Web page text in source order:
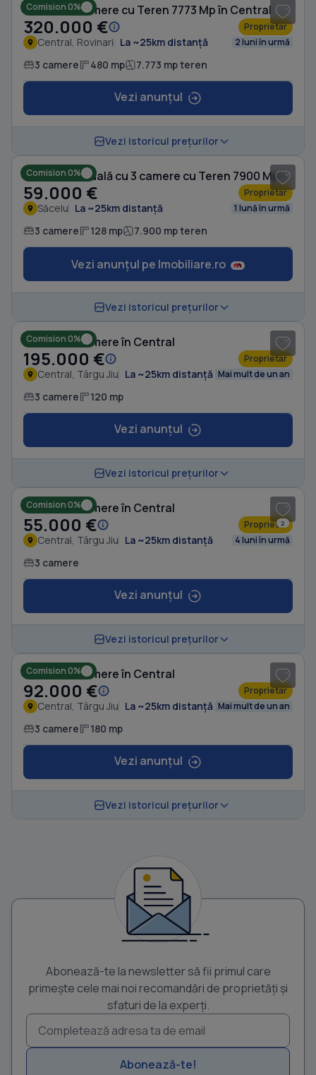
Comision 0%
Casă cu 3 camere cu Teren 7773 Mp în Central
320.000 € Proprietar
Central, Rovinari La ~25km distanță 2 luni în urmă
3 camere 480 mp 7.773 mp teren
Vezi anunțul
Vezi istoricul prețurilor
Comision 0% Casă individuală cu 3 camere cu Teren 7900 Mp în Săcelu
59.000 € Proprietar
Săcelu La ~25km distanță 1 lună în urmă
3 camere 128 mp 7.900 mp teren
Vezi anunțul pe Imobiliare.ro
Vezi istoricul prețurilor
Comision 0%
Casă cu 3 camere în Central
195.000 € Proprietar
Central, Târgu Jiu La ~25km distanță Mai mult de un an
3 camere 120 mp
Vezi anunțul
Vezi istoricul prețurilor
2
Comision 0%
Casă cu 3 camere în Central
55.000 € Proprietar
Central, Târgu Jiu La ~25km distanță 4 luni în urmă
3 camere
Vezi anunțul
Vezi istoricul prețurilor
Comision 0%
Casă cu 3 camere în Central
92.000 € Proprietar
Central, Târgu Jiu La ~25km distanță Mai mult de un an
3 camere 180 mp
Vezi anunțul
Vezi istoricul prețurilor
Abonează-te la newsletter să fii primul care
primește cele mai noi recomandări de proprietăți și
sfaturi de la experți.
Abonează-te!